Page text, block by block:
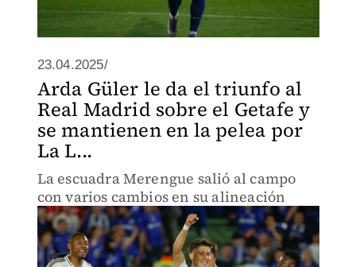
23.04.2025/
Arda Güler le da el triunfo al
Real Madrid sobre el Getafe y
se mantienen en la pelea por
La L...
La escuadra Merengue salió al campo
con varios cambios en su alineación